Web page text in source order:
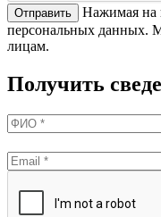
Нажимая на
персональных данных.
лицам.
Получить